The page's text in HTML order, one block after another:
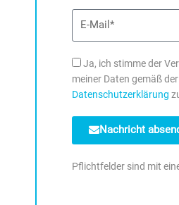
Mail
DSEJa, ich stimme der
meiner Daten gemäß der
Datenschutzerklärung
Nachricht
Pflichtfelder sind mit